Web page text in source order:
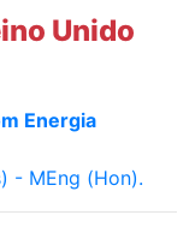
Unido
Energia
- MEng (Hon).